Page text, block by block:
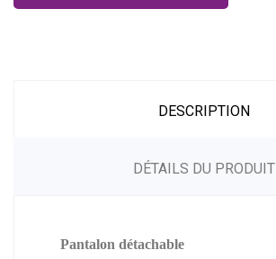
DESCRIPTION
DÉTAILS DU PRODUIT
Pantalon détachable